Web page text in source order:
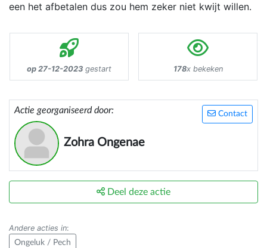
een het afbetalen dus zou hem zeker niet kwijt willen.
op 27-12-2023 gestart 178x bekeken
Contact
Actie georganiseerd door:
Zohra Ongenae
Deel deze actie
Andere acties in:
Ongeluk / Pech